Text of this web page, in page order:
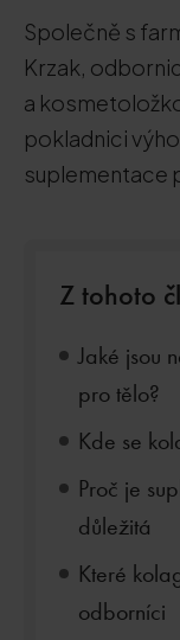
Společně s
Krzak,
a
pokladnici
suplementace
Z tohoto
Jaké jsou
pro tělo?
Kde se
Proč je
důležitá
Které
odborníci